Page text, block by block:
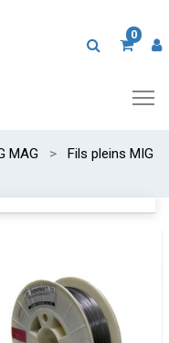
0
MAG
Fils pleins MIG